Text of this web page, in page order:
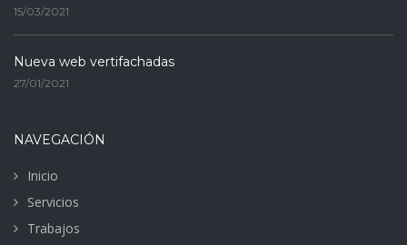
15/03/2021
Nueva web vertifachadas
27/01/2021
NAVEGACIÓN
Inicio
Servicios
Trabajos